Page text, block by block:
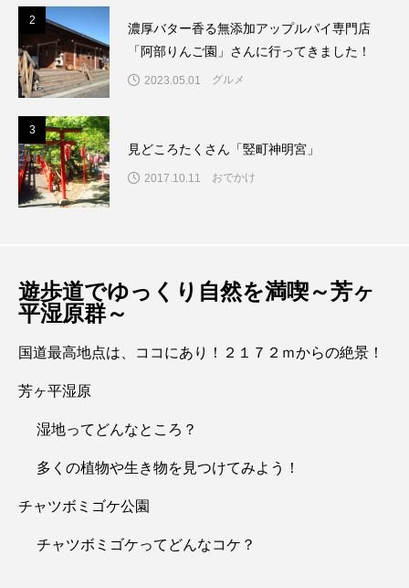
2
濃厚バター香る無添加アップルパイ専門店
「阿部りんご園」さんに行ってきました！
2023.05.01 グルメ
3
見どころたくさん「竪町神明宮」
2017.10.11 おでかけ
遊歩道でゆっくり自然を満喫～芳ヶ
平湿原群～
国道最高地点は、ココにあり！２１７２ｍからの絶景！
芳ヶ平湿原
湿地ってどんなところ？
多くの植物や生き物を見つけてみよう！
チャツボミゴケ公園
チャツボミゴケってどんなコケ？